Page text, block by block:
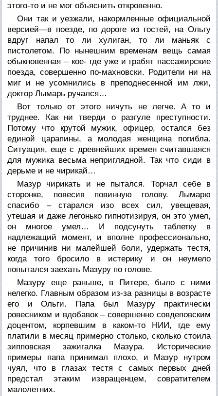
этого-то и не мог объяснить откровенно.
Они так и уезжали, накормленные официальной
версией—в поезде, по дороге из гостей, на Ольгу
вдруг напал то ли хулиган, то ли маньяк с
пистолетом. По нынешним временам вещь самая
обыкновенная – кое- где уже и грабят пассажирские
поезда, совершенно по-махновски. Родители ни на
миг и не усомнились в преподнесенной им лжи,
доктор Лымарь ручался…
Вот только от этого ничуть не легче. А то и
труднее. Как ни тверди о разгуле преступности.
Потому что крутой мужик, офицер, остался без
единой царапины, а молодая женщина погибла.
Ситуация, еще с древнейших времен считавшаяся
для мужика весьма неприглядной. Так что сиди в
дерьме и не чирикай…
Мазур чирикать и не пытался. Торчал себе в
сторонке, повесив повинную голову. Лымарю
спасибо – старался изо всех сил, увещевая,
утешая и даже легонько гипнотизируя, он это умел,
он многое умел… И подсунуть таблетку в
надлежащий момент, и вполне профессионально,
не причинив ни малейшей боли, удержать тестя,
когда того бросило в истерику и он неумело
попытался заехать Мазуру по голове.
Мазуру еще раньше, в Питере, было с ними
нелегко. Главным образом из-за разницы в возрасте
его и Ольги. Папа был Мазуру практически
ровесником и вдобавок – совершенно совдеповским
доцентом, корпевшим в каком-то НИИ, где ему
платили в месяц примерно столько, сколько стоила
зипповская зажигалка Мазура. Исторические
примеры папа принимал плохо, и Мазур нутром
чуял, что в глазах тестя с самых первых дней
предстал этаким извращенцем, совратителем
малолетних.